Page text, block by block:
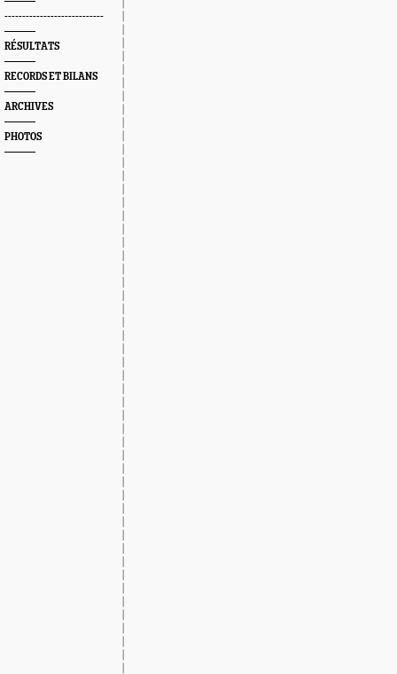
----------------------------
RÉSULTATS
RECORDS ET BILANS
ARCHIVES
PHOTOS